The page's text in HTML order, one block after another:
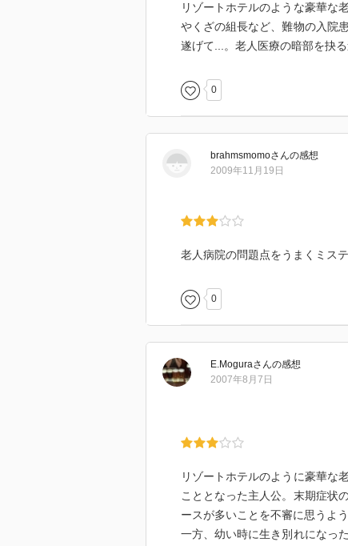
リゾートホテルのような豪華な
やくざの組長など、難物の入院
遂げて...。老人医療の暗部を抉る
0
brahmsmomoさんの感想
2009年11月19日
老人病院の問題点をうまくミス
0
E.Moguraさんの感想
2007年8月7日
リゾートホテルのように豪華な
こととなった主人公。末期症状
ースが多いことを不審に思うよう
一方、幼い時に生き別れになっ